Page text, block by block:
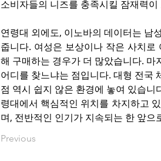
소비자들의 니즈를 충족시킬 잠재력이
연령대 외에도, 이노바의 데이터는 남
줍니다. 여성은 보상이나 작은 사치
해 구매하는 경우가 더 많았습니다.
어디를 찾느냐는 점입니다. 대형 전국
점 역시 쉽지 않은 환경에 놓여 있습
령대에서 핵심적인 위치를 차지하고
며, 전반적인 인기가 지속되는 한 앞
Previous